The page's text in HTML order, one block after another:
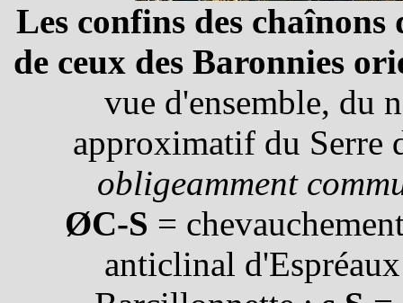
Les confins des
de ceux des Baronnies
vue d'ensemble, du
approximatif du Serre
obligeamment
ØC-S =
anticlinal